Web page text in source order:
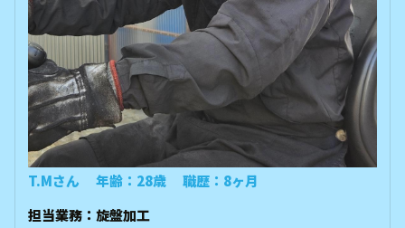
T.Mさん 年齢：28歳 職歴：8ヶ月
担当業務：旋盤加工